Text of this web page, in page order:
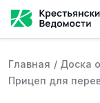
Главная / Доска
Прицеп для